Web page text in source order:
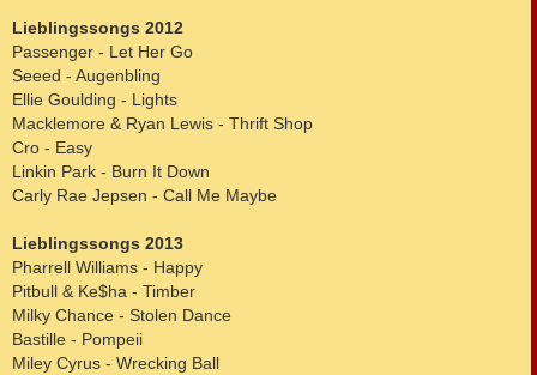
Lieblingssongs 2012
Passenger - Let Her Go
Seeed - Augenbling
Ellie Goulding - Lights
Macklemore & Ryan Lewis - Thrift Shop
Cro - Easy
Linkin Park - Burn It Down
Carly Rae Jepsen - Call Me Maybe
Lieblingssongs 2013
Pharrell Williams - Happy
Pitbull & Ke$ha - Timber
Milky Chance - Stolen Dance
Bastille - Pompeii
Miley Cyrus - Wrecking Ball